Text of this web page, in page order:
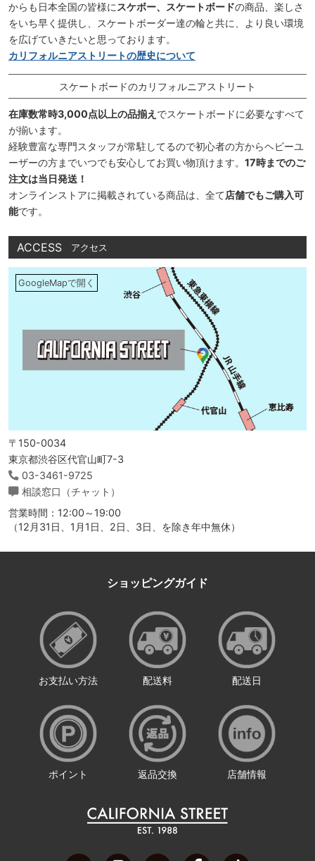
からも日本全国の皆様に スケボー、スケートボードの商品、楽しさ
をいち早く提供し、スケートボーダー達の輪と共に、より良い環境
を広げていきたいと思っております。
カリフォルニアストリートの歴史について
スケートボードのカリフォルニアストリート
在庫数常時3,000点以上の品揃え でスケートボードに必要なすべて
が揃います。
経験豊富な専門スタッフが常駐してるので初心者の方からヘビーユ
ーザーの方までいつでも安心してお買い物頂けます。 17時までのご
注文は当日発送！
オンラインストアに掲載されている商品は、全て店舗でもご購入可
能です。
ACCESS アクセス
GoogleMapで開く
〒150-0034
東京都渋谷区代官山町7-3
03-3461-9725
相談窓口（チャット）
営業時間：12:00～19:00
（12月31日、1月1日、2日、3日、を除き年中無休）
ショッピングガイド
お支払い方法 配送料 配送日
ポイント 返品交換 店舗情報